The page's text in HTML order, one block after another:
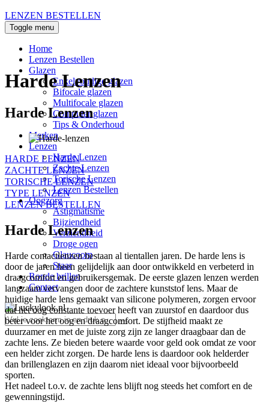
LENZEN BESTELLEN
Toggle menu
Home
Lenzen Bestellen
Glazen
Enkelvoudige glazen
Bifocale glazen
Multifocale glazen
Computer glazen
Tips & Onderhoud
Merken
Lenzen
Harde Lenzen
Zachte Lenzen
Torische Lenzen
Lenzen Bestellen
Oogzorg
Astigmatisme
Bijziendheid
Verziendheid
Droge ogen
Glaucoom
Staar
Ronde brillen
Contact
Harde Lenzen
Harde Lenzen
HARDE LENZEN
ZACHTE LENZEN
TORISCHE LENZEN
TYPE LENZEN
LENZEN BESTELLEN
Harde Lenzen
Harde contactlenzen bestaan al tientallen jaren. De harde lens is
door de jaren heen gelijdelijk aan door ontwikkeld en verbeterd in
draagcomfort en gebruikersgemak. De eerste glazen lenzen werden
langzaam vervangen door de zachtere kunststof lens. Maar de
huidige harde lens gemaakt van silicone polymeren, zorgen ervoor
dat het oog constante toevoer heeft van zuurstof en daardoor dus
beter voor het oog en draagcomfort. De stijfheid maakt ze
duurzamer en met de juiste zorg zijn ze langer draagbaar dan de
zachte lens. Ze bieden betere waarde voor geld ook omdat ze voor
een helder zicht zorgen. De harde lens is daardoor ook helderder
dan brillenglazen en zijn daarom niet ideaal voor bijvoorbeeld
sporten.
Het nadeel t.o.v. de zachte lens blijft nog steeds het comfort en de
gewenningstijd.